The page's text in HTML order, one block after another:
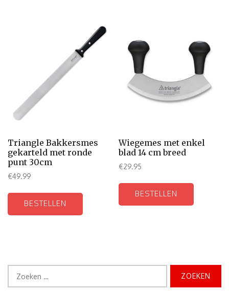
Triangle Bakkersmes
gekarteld met ronde
punt 30cm
€49.99
BESTELLEN
Wiegemes met enkel
blad 14 cm breed
€29.95
BESTELLEN